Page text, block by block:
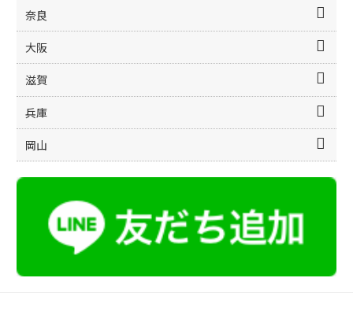
奈良
大阪
滋賀
兵庫
岡山